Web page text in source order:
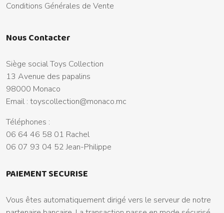
Conditions Générales de Vente
Nous Contacter
Siège social Toys Collection
13 Avenue des papalins
98000 Monaco
Email : toyscollection@monaco.mc
Téléphones :
06 64 46 58 01 Rachel
06 07 93 04 52 Jean-Philippe
PAIEMENT SECURISE
Vous êtes automatiquement dirigé vers le serveur de notre